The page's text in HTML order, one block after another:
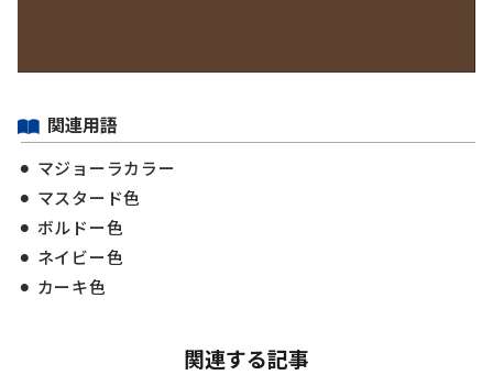
関連用語
マジョーラカラー
マスタード色
ボルドー色
ネイビー色
カーキ色
関連する記事